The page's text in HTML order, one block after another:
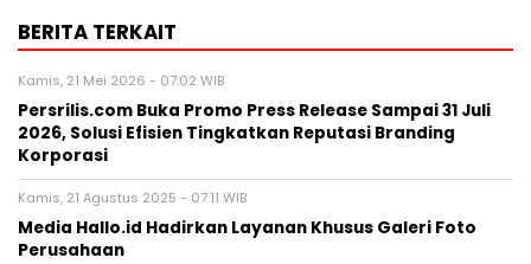
BERITA TERKAIT
Kamis, 21 Mei 2026 - 07:02 WIB
Persrilis.com Buka Promo Press Release Sampai 31 Juli
2026, Solusi Efisien Tingkatkan Reputasi Branding
Korporasi
Kamis, 21 Agustus 2025 - 07:11 WIB
Media Hallo.id Hadirkan Layanan Khusus Galeri Foto
Perusahaan